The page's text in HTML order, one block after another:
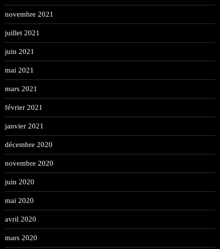
novembre 2021
juillet 2021
juin 2021
mai 2021
mars 2021
février 2021
janvier 2021
décembre 2020
novembre 2020
juin 2020
mai 2020
avril 2020
mars 2020